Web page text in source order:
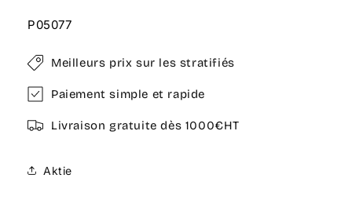
P05077
Meilleurs prix sur les stratifiés
Paiement simple et rapide
Livraison gratuite dès 1000€HT
Aktie